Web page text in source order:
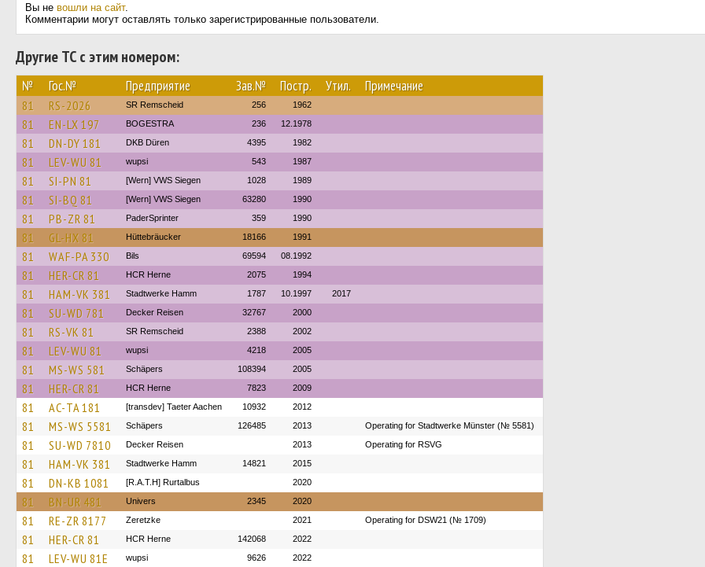
Вы не вошли на сайт.
Комментарии могут оставлять только зарегистрированные пользователи.
Другие ТС с этим номером:
№ Гос.№ Предприятие Зав.№ Постр. Утил. Примечание
81 RS-2026 SR Remscheid 256 1962
81 EN-LX 197 BOGESTRA 236 12.1978
81 DN-DY 181 DKB Düren 4395 1982
81 LEV-WU 81 wupsi 543 1987
81 SI-PN 81 [Wern] VWS Siegen 1028 1989
81 SI-BQ 81 [Wern] VWS Siegen 63280 1990
81 PB-ZR 81 PaderSprinter 359 1990
81 GL-HX 81 Hüttebräucker 18166 1991
81 WAF-PA 330 Bils 69594 08.1992
81 HER-CR 81 HCR Herne 2075 1994
81 HAM-VK 381 Stadtwerke Hamm 1787 10.1997 2017
81 SU-WD 781 Decker Reisen 32767 2000
81 RS-VK 81 SR Remscheid 2388 2002
81 LEV-WU 81 wupsi 4218 2005
81 MS-WS 581 Schäpers 108394 2005
81 HER-CR 81 HCR Herne 7823 2009
81 AC-TA 181 [transdev] Taeter Aachen 10932 2012
81 MS-WS 5581 Schäpers 126485 2013 Operating for Stadtwerke Münster (№ 5581)
81 SU-WD 7810 Decker Reisen 2013 Operating for RSVG
81 HAM-VK 381 Stadtwerke Hamm 14821 2015
81 DN-KB 1081 [R.A.T.H] Rurtalbus 2020
81 BN-UR 481 Univers 2345 2020
81 RE-ZR 8177 Zeretzke 2021 Operating for DSW21 (№ 1709)
81 HER-CR 81 HCR Herne 142068 2022
81 LEV-WU 81E wupsi 9626 2022